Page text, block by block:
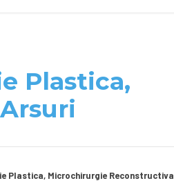
Plastica,
Plastica, Microchirurgie Reconstructiva